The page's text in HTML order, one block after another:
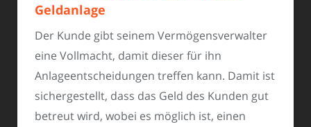
Geldanlage
Der Kunde gibt seinem Vermögensverwalter
eine Vollmacht, damit dieser für ihn
Anlageentscheidungen treffen kann. Damit ist
sichergestellt, dass das Geld des Kunden gut
betreut wird, wobei es möglich ist, einen